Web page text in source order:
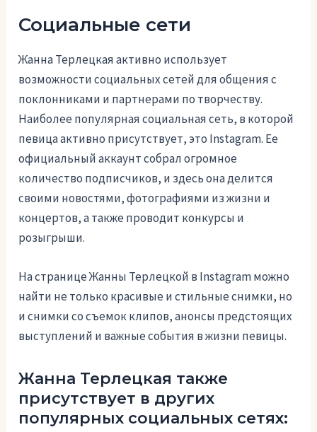
Социальные сети
Жанна Терлецкая активно использует
возможности социальных сетей для общения с
поклонниками и партнерами по творчеству.
Наиболее популярная социальная сеть, в которой
певица активно присутствует, это Instagram. Ее
официальный аккаунт собрал огромное
количество подписчиков, и здесь она делится
своими новостями, фотографиями из жизни и
концертов, а также проводит конкурсы и
розыгрыши.
На странице Жанны Терлецкой в Instagram можно
найти не только красивые и стильные снимки, но
и снимки со съемок клипов, анонсы предстоящих
выступлений и важные события в жизни певицы.
Жанна Терлецкая также
присутствует в других
популярных социальных сетях: